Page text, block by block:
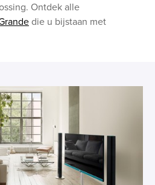
Ontdek alle
die u bijstaan met